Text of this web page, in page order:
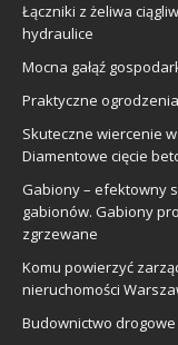
Łączniki z żeliwa
hydraulice
Mocna gałąź
Praktyczne
Skuteczne wiercenie
Diamentowe cięcie
Gabiony – efektowny
gabionów. Gabiony
zgrzewane
Komu powierzyć
nieruchomości
Budownictwo drogowe